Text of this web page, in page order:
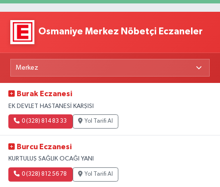
Osmaniye Merkez Nöbetçi Eczaneler
Burak Eczanesi
EK DEVLET HASTANESİ KARŞISI
0 (328) 814 83 33 Yol Tarifi Al
Burcu Eczanesi
KURTULUŞ SAĞLIK OCAĞI YANI
0 (328) 812 56 78 Yol Tarifi Al